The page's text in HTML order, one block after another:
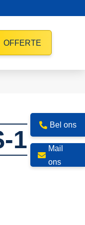
OFFERTE
1
Bel ons
Mail
ons